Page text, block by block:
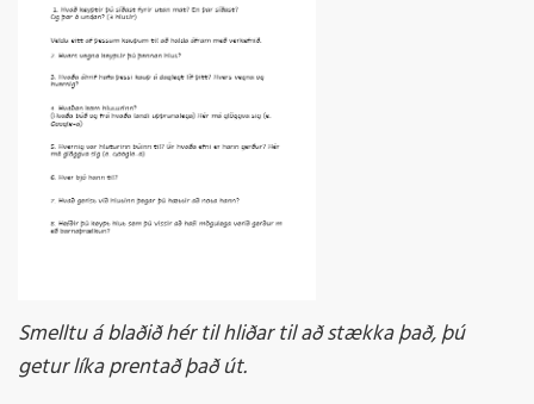
Smelltu á blaðið hér til hliðar til að stækka það, þú
getur líka prentað það út.